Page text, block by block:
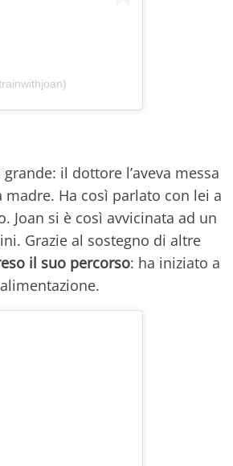
il dottore l’aveva messa
Ha così parlato con lei a
Joan si è così avvicinata ad un
Grazie al sostegno di altre
il suo percorso: ha iniziato a